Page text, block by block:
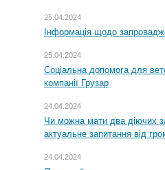
25.04.2024
Інформація щодо
25.04.2024
Соціальна допомога для
компанії Грузар
24.04.2024
Чи можна мати два діючих
актуальне запитання від
24.04.2024